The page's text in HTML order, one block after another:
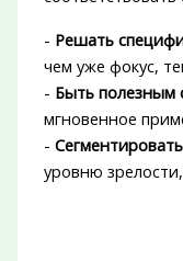
- Решать
чем уже фокус,
- Быть полезным
мгновенное
-
уровню